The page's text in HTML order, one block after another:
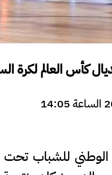
كأس العالم لكرة